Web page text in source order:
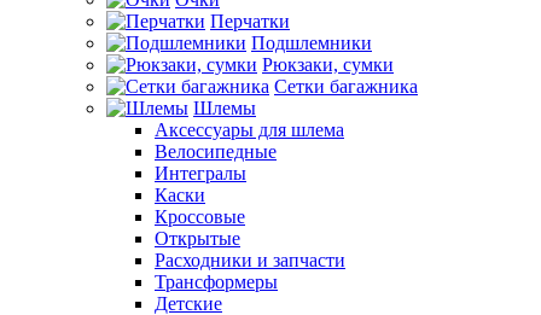
Перчатки
Подшлемники
Рюкзаки, сумки
Сетки багажника
Шлемы
Аксессуары для шлема
Велосипедные
Интегралы
Каски
Кроссовые
Открытые
Расходники и запчасти
Трансформеры
Детские